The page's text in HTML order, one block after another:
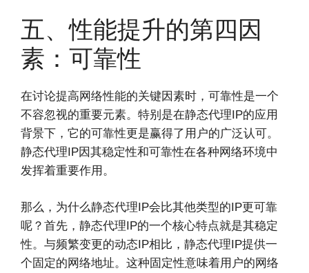
五、性能提升的第四因
素：可靠性
在讨论提高网络性能的关键因素时，可靠性是一个
不容忽视的重要元素。特别是在静态代理IP的应用
背景下，它的可靠性更是赢得了用户的广泛认可。
静态代理IP因其稳定性和可靠性在各种网络环境中
发挥着重要作用。
那么，为什么静态代理IP会比其他类型的IP更可靠
呢？首先，静态代理IP的一个核心特点就是其稳定
性。与频繁变更的动态IP相比，静态代理IP提供一
个固定的网络地址。这种固定性意味着用户的网络